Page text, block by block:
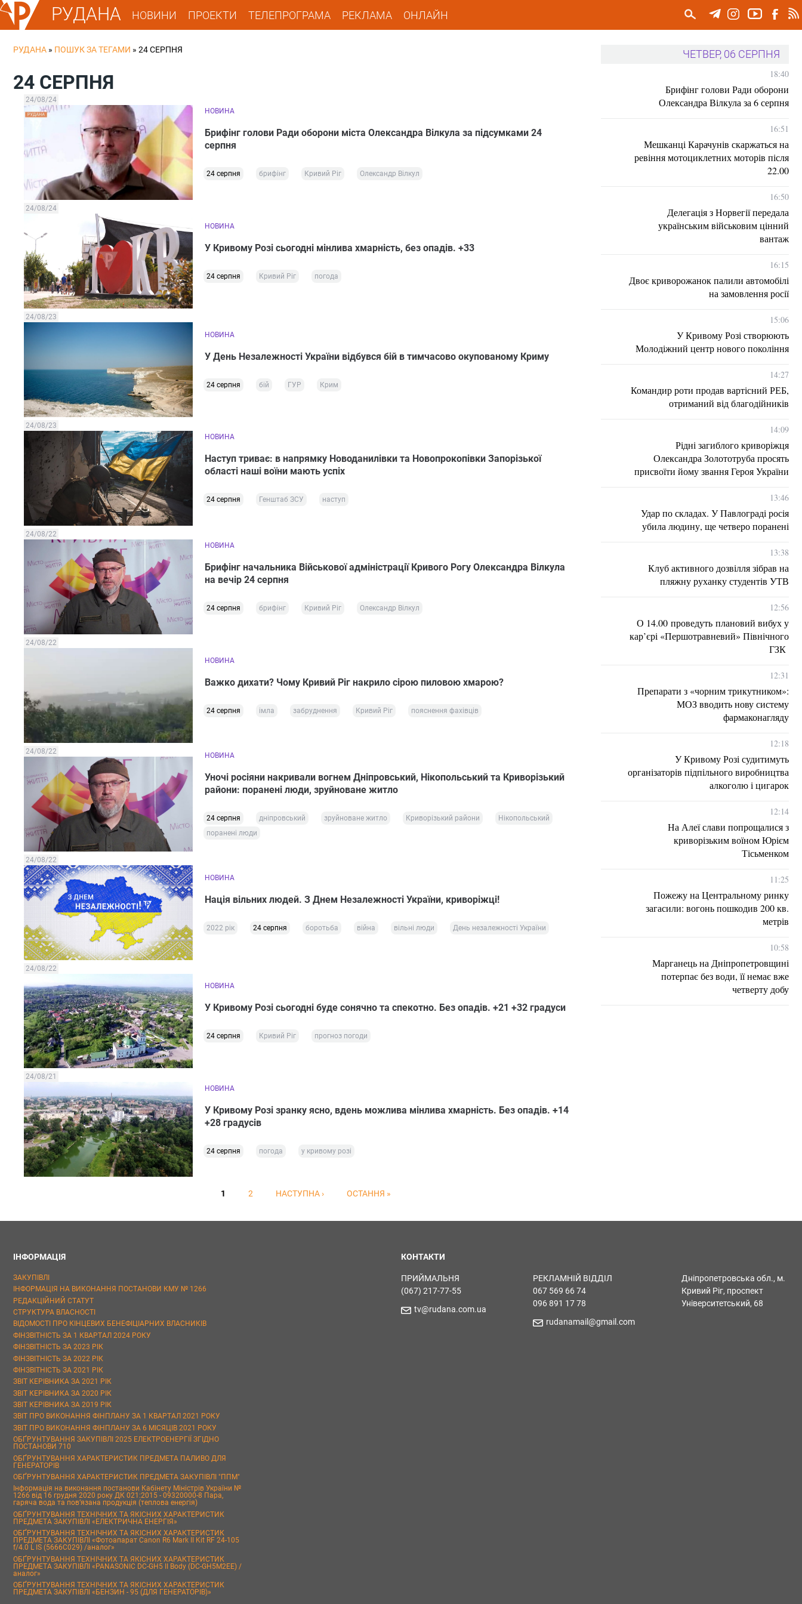
РУДАНА НОВИНИ ПРОЕКТИ ТЕЛЕПРОГРАМА РЕКЛАМА ОНЛАЙН
РУДАНА » ПОШУК ЗА ТЕГАМИ » 24 СЕРПНЯ
24 СЕРПНЯ
24/08/24
НОВИНА
Брифінг голови Ради оборони міста Олександра Вілкула за підсумками 24
серпня
24 серпня брифінг Кривий Ріг Олександр Вілкул
24/08/24
НОВИНА
У Кривому Розі сьогодні мінлива хмарність, без опадів. +33
24 серпня Кривий Ріг погода
24/08/23
НОВИНА
У День Незалежності України відбувся бій в тимчасово окупованому Криму
24 серпня бій ГУР Крим
24/08/23
НОВИНА
Наступ триває: в напрямку Новоданилівки та Новопрокопівки Запорізької
області наші воїни мають успіх
24 серпня Генштаб ЗСУ наступ
24/08/22
НОВИНА
Брифінг начальника Військової адміністрації Кривого Рогу Олександра Вілкула
на вечір 24 серпня
24 серпня брифінг Кривий Ріг Олександр Вілкул
24/08/22
НОВИНА
Важко дихати? Чому Кривий Ріг накрило сірою пиловою хмарою?
24 серпня імла забруднення Кривий Ріг пояснення фахівців
24/08/22 НОВИНА
Уночі росіяни накривали вогнем Дніпровський, Нікопольський та Криворізький
райони: поранені люди, зруйноване житло
24 серпня дніпровський зруйноване житло Криворізький райони
Нікопольський
поранені люди
24/08/22
НОВИНА
Нація вільних людей. З Днем Незалежності України, криворіжці!
2022 рік 24 серпня боротьба війна вільні люди День незалежності України
24/08/22
НОВИНА
У Кривому Розі сьогодні буде сонячно та спекотно. Без опадів. +21 +32 градуси
24 серпня Кривий Ріг прогноз погоди
24/08/21
НОВИНА
У Кривому Розі зранку ясно, вдень можлива мінлива хмарність. Без опадів. +14
+28 градусів
24 серпня погода у кривому розі
1 2 НАСТУПНА › ОСТАННЯ »
ЧЕТВЕР, 06 СЕРПНЯ
18:40
Брифінг голови Ради оборони
Олександра Вілкула за 6 серпня
16:51
Мешканці Карачунів скаржаться на
ревіння мотоциклетних моторів після
22.00
16:50
Делегація з Норвегії передала
українським військовим цінний
вантаж
16:15
Двоє криворожанок палили автомобілі
на замовлення росії
15:06
У Кривому Розі створюють
Молодіжний центр нового покоління
14:27
Командир роти продав вартісний РЕБ,
отриманий від благодійників
14:09
Рідні загиблого криворіжця
Олександра Золототруба просять
присвоїти йому звання Героя України
13:46
Удар по складах. У Павлограді росія
убила людину, ще четверо поранені
13:38
Клуб активного дозвілля зібрав на
пляжну руханку студентів УТВ
12:56
О 14.00 проведуть плановий вибух у
кар’єрі «Першотравневий» Північного
ГЗК
12:31
Препарати з «чорним трикутником»:
МОЗ вводить нову систему
фармаконагляду
12:18
У Кривому Розі судитимуть
організаторів підпільного виробництва
алкоголю і цигарок
12:14
На Алеї слави попрощалися з
криворізьким воїном Юрієм
Тісьменком
11:25
Пожежу на Центральному ринку
загасили: вогонь пошкодив 200 кв.
метрів
10:58
Марганець на Дніпропетровщині
потерпає без води, її немає вже
четверту добу
ІНФОРМАЦІЯ
ЗАКУПІВЛІ
ІНФОРМАЦІЯ НА ВИКОНАННЯ ПОСТАНОВИ КМУ № 1266
РЕДАКЦІЙНИЙ СТАТУТ
СТРУКТУРА ВЛАСНОСТІ
ВІДОМОСТІ ПРО КІНЦЕВИХ БЕНЕФІЦІАРНИХ ВЛАСНИКІВ
ФІНЗВІТНІСТЬ ЗА 1 КВАРТАЛ 2024 РОКУ
ФІНЗВІТНІСТЬ ЗА 2023 РІК
ФІНЗВІТНІСТЬ ЗА 2022 РІК
ФІНЗВІТНІСТЬ ЗА 2021 РІК
ЗВІТ КЕРІВНИКА ЗА 2021 РІК
ЗВІТ КЕРІВНИКА ЗА 2020 РІК
ЗВІТ КЕРІВНИКА ЗА 2019 РІК
ЗВІТ ПРО ВИКОНАННЯ ФІНПЛАНУ ЗА 1 КВАРТАЛ 2021 РОКУ
ЗВІТ ПРО ВИКОНАННЯ ФІНПЛАНУ ЗА 6 МІСЯЦІВ 2021 РОКУ
ОБҐРУНТУВАННЯ ЗАКУПІВЛІ 2025 ЕЛЕКТРОЕНЕРГІЇ ЗГІДНО
ПОСТАНОВИ 710
ОБҐРУНТУВАННЯ ХАРАКТЕРИСТИК ПРЕДМЕТА ПАЛИВО ДЛЯ
ГЕНЕРАТОРІВ
ОБҐРУНТУВАННЯ ХАРАКТЕРИСТИК ПРЕДМЕТА ЗАКУПІВЛІ "ППМ"
Інформація на виконання постанови Кабінету Міністрів України №
1266 від 16 грудня 2020 року ДК 021:2015 - 09320000-8 Пара,
гаряча вода та пов’язана продукція (теплова енергія)
ОБҐРУНТУВАННЯ ТЕХНІЧНИХ ТА ЯКІСНИХ ХАРАКТЕРИСТИК
ПРЕДМЕТА ЗАКУПІВЛІ «ЕЛЕКТРИЧНА ЕНЕРГІЯ»
ОБҐРУНТУВАННЯ ТЕХНІЧНИХ ТА ЯКІСНИХ ХАРАКТЕРИСТИК
ПРЕДМЕТА ЗАКУПІВЛІ «Фотоапарат Canon R6 Mark II Kit RF 24-105
f/4.0 L IS (5666C029) /аналог»
ОБҐРУНТУВАННЯ ТЕХНІЧНИХ ТА ЯКІСНИХ ХАРАКТЕРИСТИК
ПРЕДМЕТА ЗАКУПІВЛІ «PANASONIC DC-GH5 II Body (DC-GH5M2EE) /
аналог»
ОБҐРУНТУВАННЯ ТЕХНІЧНИХ ТА ЯКІСНИХ ХАРАКТЕРИСТИК
ПРЕДМЕТА ЗАКУПІВЛІ «БЕНЗИН - 95 (ДЛЯ ГЕНЕРАТОРІВ)»
КОНТАКТИ
ПРИЙМАЛЬНЯ
(067) 217-77-55
tv@rudana.com.ua
РЕКЛАМНІЙ ВІДДІЛ
067 569 66 74
096 891 17 78
rudanamail@gmail.com
Дніпропетровська обл., м.
Кривий Ріг, проспект
Університетський, 68